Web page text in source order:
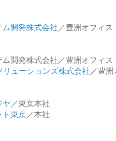
ム開発株式会社 ／豊洲オフィ
開発株式会社／豊洲オフィス
リューションズ株式会社 ／豊
ヤ ／東京本社
ト東京 ／本社